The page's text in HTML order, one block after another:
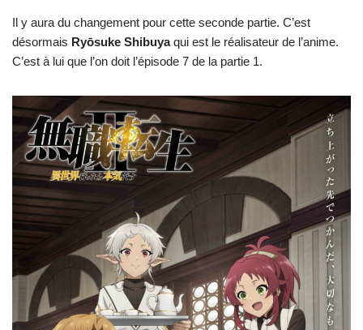
Il y aura du changement pour cette seconde partie. C’est
désormais Ryōsuke Shibuyaqui est le réalisateur de l’anime.
C’est à lui que l’on doit l’épisode 7 de la partie 1.